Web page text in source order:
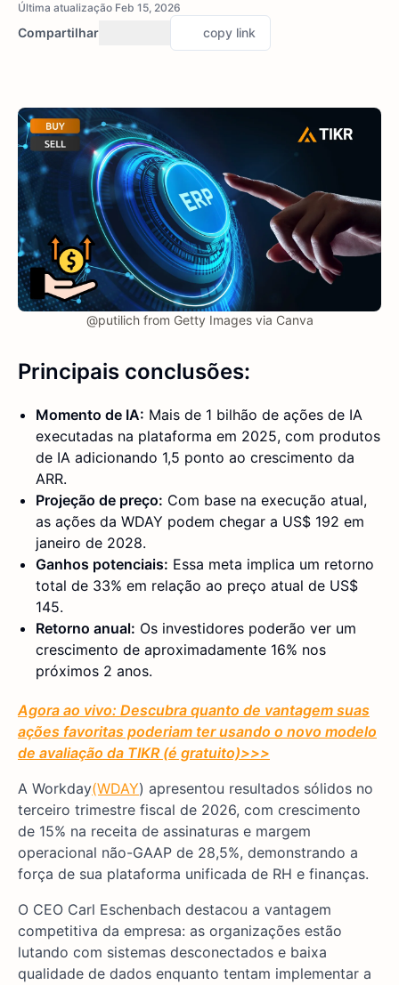
Última atualização Feb 15, 2026
Compartilhar copy link
@putilich from Getty Images via Canva
Principais conclusões:
Momento de IA: Mais de 1 bilhão de ações de IA
executadas na plataforma em 2025, com produtos
de IA adicionando 1,5 ponto ao crescimento da
ARR.
Projeção de preço: Com base na execução atual,
as ações da WDAY podem chegar a US$ 192 em
janeiro de 2028.
Ganhos potenciais: Essa meta implica um retorno
total de 33% em relação ao preço atual de US$
145.
Retorno anual: Os investidores poderão ver um
crescimento de aproximadamente 16% nos
próximos 2 anos.
Agora ao vivo: Descubra quanto de vantagem suas
ações favoritas poderiam ter usando o novo modelo
de avaliação da TIKR (é gratuito)>>>
A Workday(WDAY) apresentou resultados sólidos no
terceiro trimestre fiscal de 2026, com crescimento
de 15% na receita de assinaturas e margem
operacional não-GAAP de 28,5%, demonstrando a
força de sua plataforma unificada de RH e finanças.
O CEO Carl Eschenbach destacou a vantagem
competitiva da empresa: as organizações estão
lutando com sistemas desconectados e baixa
qualidade de dados enquanto tentam implementar a